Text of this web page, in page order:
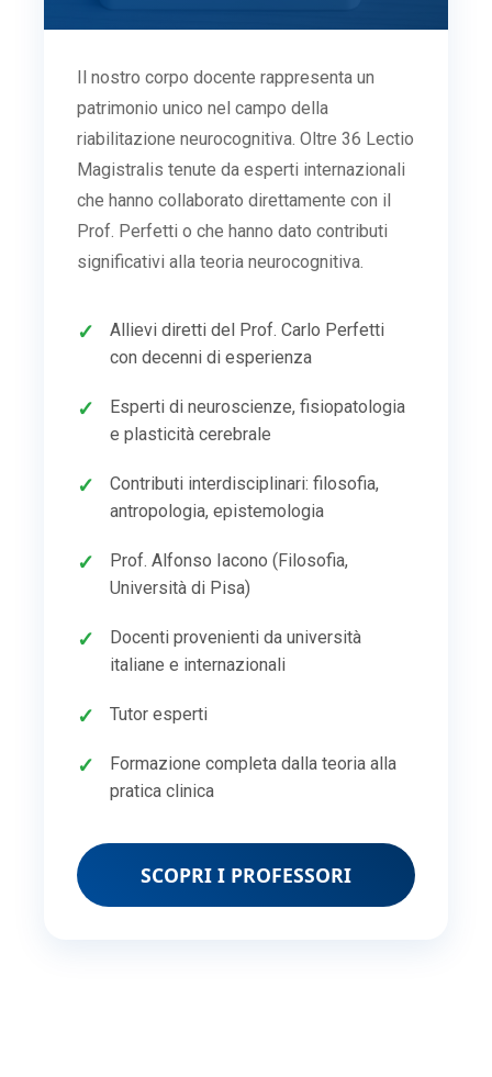
Il nostro corpo docente rappresenta un
patrimonio unico nel campo della
riabilitazione neurocognitiva. Oltre 36 Lectio
Magistralis tenute da esperti internazionali
che hanno collaborato direttamente con il
Prof. Perfetti o che hanno dato contributi
significativi alla teoria neurocognitiva.
Allievi diretti del Prof. Carlo Perfetti
con decenni di esperienza
Esperti di neuroscienze, fisiopatologia
e plasticità cerebrale
Contributi interdisciplinari: filosofia,
antropologia, epistemologia
Prof. Alfonso Iacono (Filosofia,
Università di Pisa)
Docenti provenienti da università
italiane e internazionali
Tutor esperti
Formazione completa dalla teoria alla
pratica clinica
SCOPRI I PROFESSORI